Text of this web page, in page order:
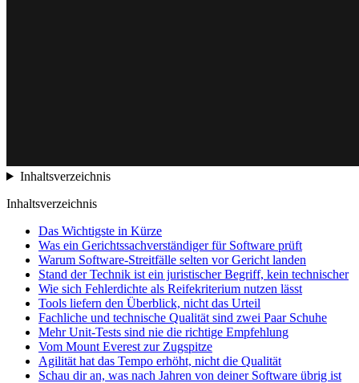
Inhaltsverzeichnis
Inhaltsverzeichnis
Das Wichtigste in Kürze
Was ein Gerichtssachverständiger für Software prüft
Warum Software-Streitfälle selten vor Gericht landen
Stand der Technik ist ein juristischer Begriff, kein technischer
Wie sich Fehlerdichte als Reifekriterium nutzen lässt
Tools liefern den Überblick, nicht das Urteil
Fachliche und technische Qualität sind zwei Paar Schuhe
Mehr Unit-Tests sind nie die richtige Empfehlung
Vom Mount Everest zur Zugspitze
Agilität hat das Tempo erhöht, nicht die Qualität
Schau dir an, was nach Jahren von deiner Software übrig ist